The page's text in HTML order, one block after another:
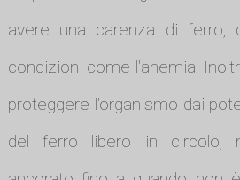
avere una carenza di ferro,
condizioni come l'anemia.
proteggere l'organismo dai
del ferro libero in circolo,